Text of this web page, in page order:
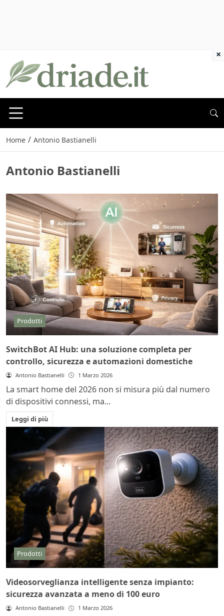
Home / Antonio Bastianelli
Antonio Bastianelli
Prodotti
SwitchBot AI Hub: una soluzione completa per
controllo, sicurezza e automazioni domestiche
Antonio Bastianelli 1 Marzo 2026
La smart home del 2026 non si misura più dal numero
di dispositivi connessi, ma...
Leggi di più
Prodotti
Videosorveglianza intelligente senza impianto:
sicurezza avanzata a meno di 100 euro
Antonio Bastianelli 1 Marzo 2026
×